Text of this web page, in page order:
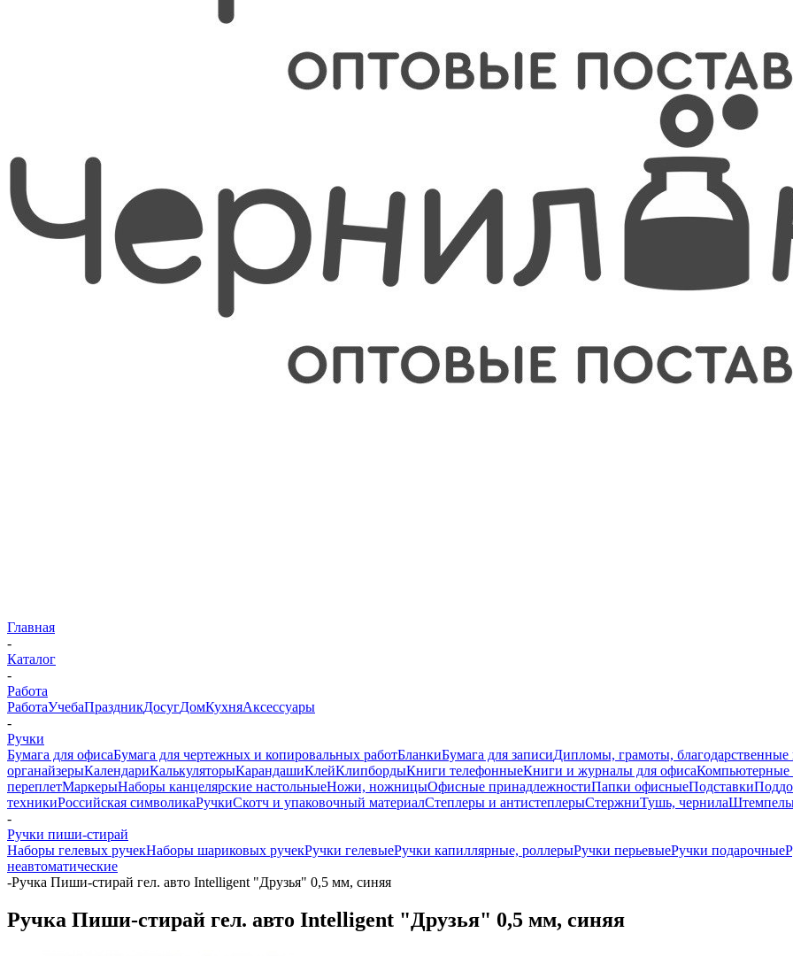
Главная
-
Каталог
-
Работа
РаботаУчебаПраздникДосугДомКухняАксессуары
-
Ручки
Бумага для офисаБумага для чертежных и копировальных работБланкиБумага для записиДипломы, грамоты, благодарственные
органайзерыКалендариКалькуляторыКарандашиКлейКлипбордыКниги телефонныеКниги и журналы для офисаКомпьютерные
переплетМаркерыНаборы канцелярские настольныеНожи, ножницыОфисные принадлежностиПапки офисныеПодставки
техникиРоссийская символикаРучкиСкотч и упаковочный материалСтеплеры и антистеплерыСтержниТушь, чернила
-
Ручки пиши-стирай
Наборы гелевых ручекНаборы шариковых ручекРучки гелевыеРучки капиллярные, роллерыРучки перьевыеРучки подарочные
неавтоматические
-Ручка Пиши-стирай гел. авто Intelligent "Друзья" 0,5 мм, синяя
Ручка Пиши-стирай гел. авто Intelligent "Друзья" 0,5 мм, синяя